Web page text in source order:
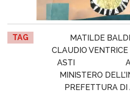
TAG
MATILDE BALDI
CLAUDIO VENTRICE
ASTI
MINISTERO
PREFETTURA DI